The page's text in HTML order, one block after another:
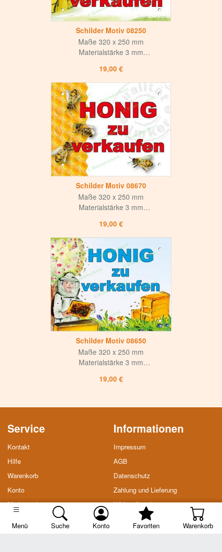
Menü Suche Konto Favoriten Warenkorb
Schilder Motiv 08250
19,00 €
Maße 320 x 250 mm
Materialstärke 3 mm
mit mattem UV-Lack versiegelt
Hohe Korrosions- und Witterungsbeständigkeit
Langlebig und hochwertig
für Innen und Aussen
4-fach Bohrung,
Bohrlochdurchmesser 8 mm
Schilder Motiv 08670
19,00 €
Maße 320 x 250 mm
Materialstärke 3 mm
mit mattem UV-Lack versiegelt
Hohe Korrosions- und Witterungsbeständigkeit
Langlebig und hochwertig
für Innen und Aussen
4-fach Bohrung,
Bohrlochdurchmesser 8 mm
Schilder Motiv 08650
19,00 €
Maße 320 x 250 mm
Materialstärke 3 mm
mit mattem UV-Lack versiegelt
4-fach Bohrung,
Bohrlochdurchmesser 8 mm
Service
Kontakt
Hilfe
Warenkorb
Konto
Merkzettel
Informationen
Impressum
AGB
Datenschutz
Zahlung und Lieferung
Widerrufsrecht
Soziale Medien